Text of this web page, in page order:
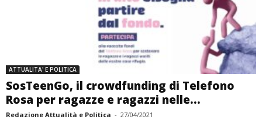
ATTUALITA' E POLITICA
SosTeenGo, il crowdfunding di Telefono
Rosa per ragazze e ragazzi nelle...
Redazione Attualità e Politica - 27/04/2021